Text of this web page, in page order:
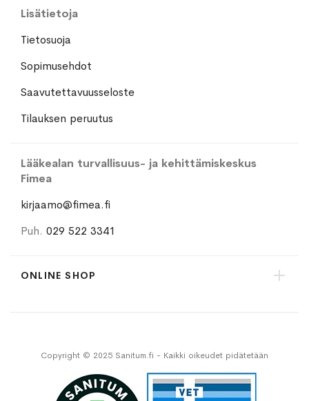
Lisätietoja
Tietosuoja
Sopimusehdot
Saavutettavuusseloste
Tilauksen peruutus
Lääkealan turvallisuus- ja kehittämiskeskus
Fimea
kirjaamo@fimea.fi
Puh. 029 522 3341
ONLINE SHOP
Copyright © 2025 Sanitum.fi - Kaikki oikeudet pidätetään